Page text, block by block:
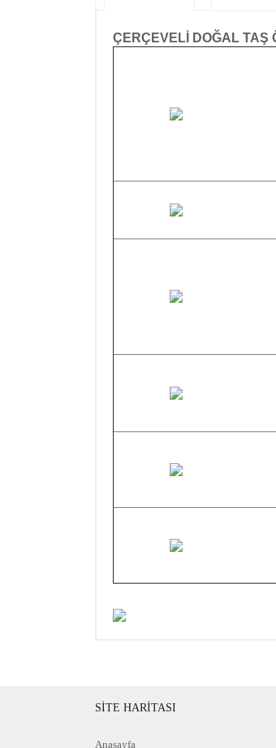
ÇERÇEVELİ DOĞAL TAŞ
SİTE HARİTASI
Anasayfa